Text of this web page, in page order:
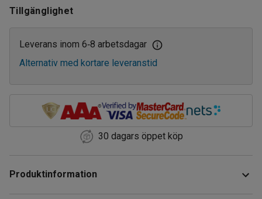
Tillgänglighet
Leverans inom 6‑8 arbetsdagar
Alternativ med kortare leveranstid
30 dagars öppet köp
Produktinformation